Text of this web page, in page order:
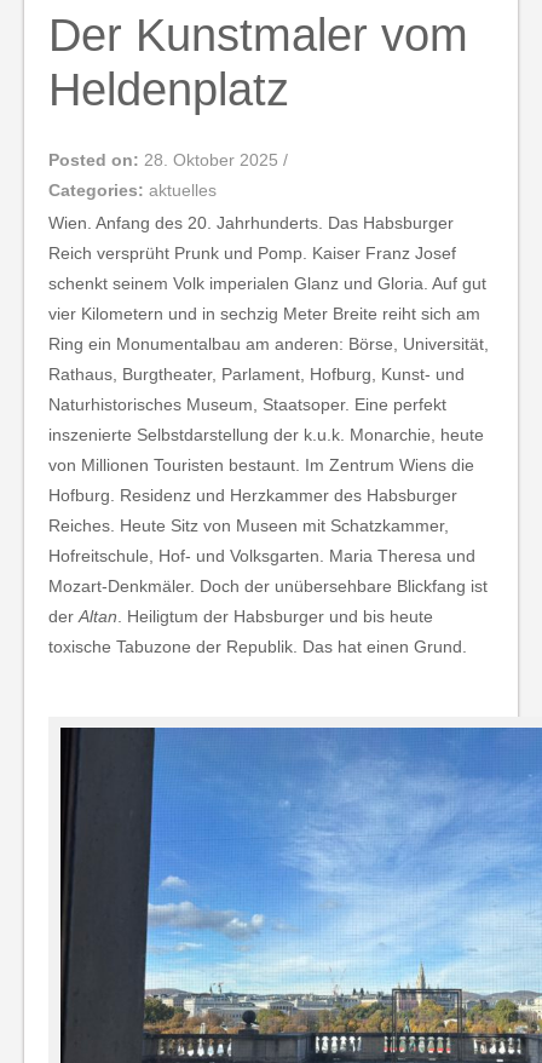
Der Kunstmaler vom
Heldenplatz
Posted on: 28. Oktober 2025 /
Categories: aktuelles
Wien. Anfang des 20. Jahrhunderts. Das Habsburger
Reich versprüht Prunk und Pomp. Kaiser Franz Josef
schenkt seinem Volk imperialen Glanz und Gloria. Auf gut
vier Kilometern und in sechzig Meter Breite reiht sich am
Ring ein Monumentalbau am anderen: Börse, Universität,
Rathaus, Burgtheater, Parlament, Hofburg, Kunst- und
Naturhistorisches Museum, Staatsoper. Eine perfekt
inszenierte Selbstdarstellung der k.u.k. Monarchie, heute
von Millionen Touristen bestaunt. Im Zentrum Wiens die
Hofburg. Residenz und Herzkammer des Habsburger
Reiches. Heute Sitz von Museen mit Schatzkammer,
Hofreitschule, Hof- und Volksgarten. Maria Theresa und
Mozart-Denkmäler. Doch der unübersehbare Blickfang ist
der Altan . Heiligtum der Habsburger und bis heute
toxische Tabuzone der Republik. Das hat einen Grund.